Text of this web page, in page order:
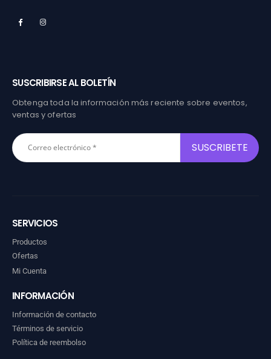
SUSCRIBIRSE AL BOLETÍN
Obtenga toda la información más reciente sobre eventos,
ventas y ofertas
SERVICIOS
Productos
Ofertas
Mi Cuenta
INFORMACIÓN
Información de contacto
Términos de servicio
Política de reembolso